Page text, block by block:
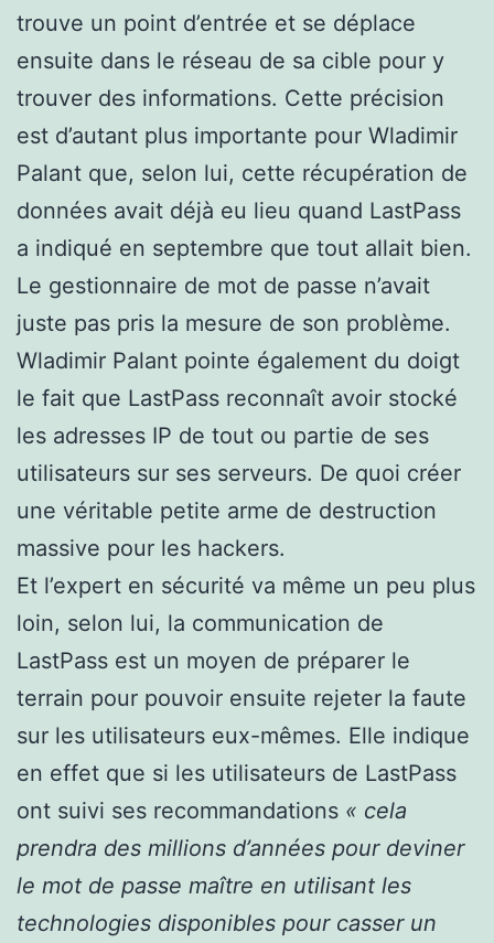
trouve un point d’entrée et se déplace
ensuite dans le réseau de sa cible pour y
trouver des informations. Cette précision
est d’autant plus importante pour Wladimir
Palant que, selon lui, cette récupération de
données avait déjà eu lieu quand LastPass
a indiqué en septembre que tout allait bien.
Le gestionnaire de mot de passe n’avait
juste pas pris la mesure de son problème.
Wladimir Palant pointe également du doigt
le fait que LastPass reconnaît avoir stocké
les adresses IP de tout ou partie de ses
utilisateurs sur ses serveurs. De quoi créer
une véritable petite arme de destruction
massive pour les hackers.
Et l’expert en sécurité va même un peu plus
loin, selon lui, la communication de
LastPass est un moyen de préparer le
terrain pour pouvoir ensuite rejeter la faute
sur les utilisateurs eux-mêmes. Elle indique
en effet que si les utilisateurs de LastPass
ont suivi ses recommandations « cela
prendra des millions d’années pour deviner
le mot de passe maître en utilisant les
technologies disponibles pour casser un